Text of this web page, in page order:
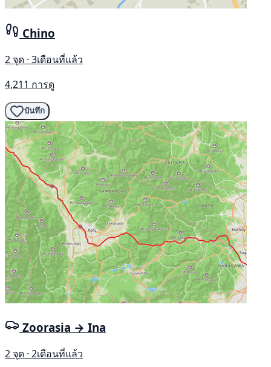
Chino
2 จุด · 3เดือนที่แล้ว
4,211 การดู
บันทึก
Zoorasia → Ina
2 จุด · 2เดือนที่แล้ว